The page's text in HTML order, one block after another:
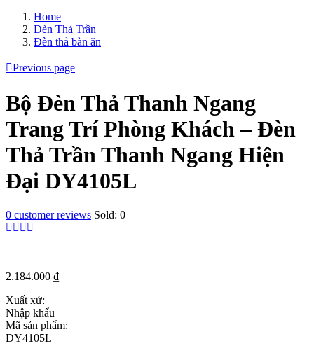
Home
Đèn Thả Trần
Đèn thả bàn ăn
Previous page
Bộ Đèn Thả Thanh Ngang
Trang Trí Phòng Khách – Đèn
Thả Trần Thanh Ngang Hiện
Đại DY4105L
0 customer reviews Sold: 0
2.184.000 ₫
Xuất xứ:
Nhập khẩu
Mã sản phẩm:
DY4105L